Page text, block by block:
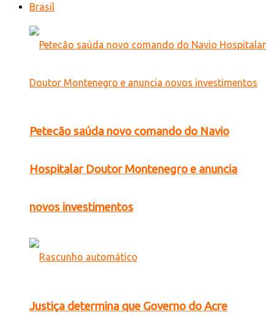
Brasil
Petecão saúda novo comando do Navio
Hospitalar Doutor Montenegro e anuncia
novos investimentos
Justiça determina que Governo do Acre